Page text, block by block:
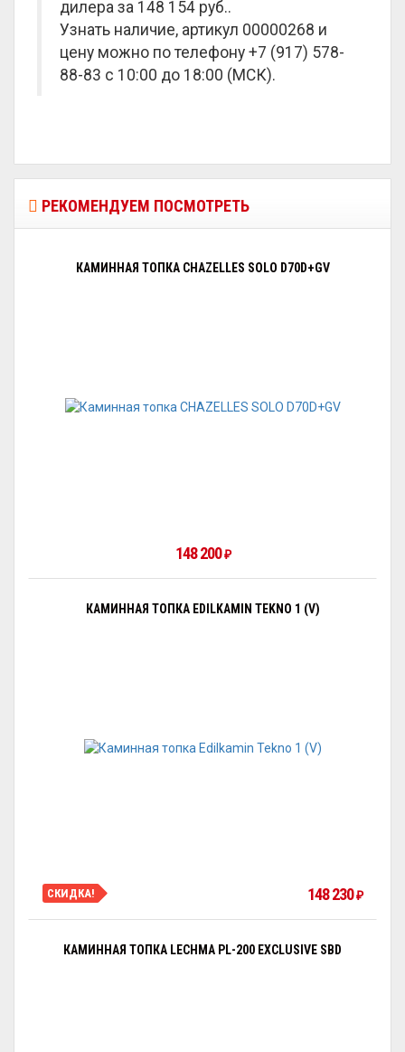
дилера за 148 154 руб..
Узнать наличие, артикул 00000268 и
цену можно по телефону +7 (917) 578-
88-83 с 10:00 до 18:00 (МСК).
РЕКОМЕНДУЕМ ПОСМОТРЕТЬ
КАМИННАЯ ТОПКА CHAZELLES SOLO D70D+GV
148 200₽
КАМИННАЯ ТОПКА EDILKAMIN TEKNO 1 (V)
СКИДКА! 148 230₽
КАМИННАЯ ТОПКА LECHMA PL-200 EXCLUSIVE SBD